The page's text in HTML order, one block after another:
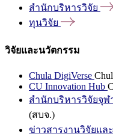
สำนักบริหารวิจัย
ทุนวิจัย
วิจัยและนวัตกรรม
Chula DigiVerse
CU Innovation Hub
สำนักบริหารวิจัยจุฬ
(สบจ.)
ข่าวสารงานวิจัยแล